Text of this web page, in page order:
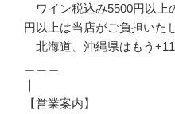
ワイン税込み5500円以上
円以上は当店がご負担いた
北海道、沖縄県はもう
｜
【営業案内】